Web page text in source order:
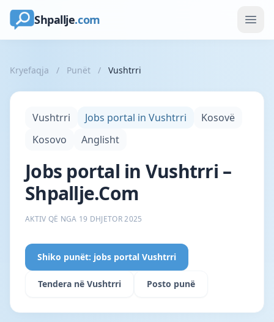
Shpallje.com
Kryefaqja / Punët / Vushtrri
Vushtrri Jobs portal in Vushtrri
Kosovë
Kosovo
Anglisht
Jobs portal in Vushtrri –
Shpallje.Com
AKTIV QË NGA 19 DHJETOR 2025
Shiko punët: jobs portal Vushtrri
Tendera në Vushtrri Posto punë